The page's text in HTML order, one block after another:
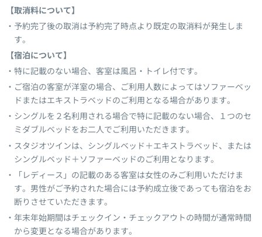
【取消料について】
予約完了後の取消は予約完了時点より既定の取消料が発生しま
す。
【宿泊について】
特に記載のない場合、客室は風呂・トイレ付です。
ご宿泊の客室が洋室の場合、ご利用人数によってはソファーベッ
ドまたはエキストラベッドのご利用となる場合があります。
シングルを２名利用される場合で特に記載のない場合、１つのセ
ミダブルベッドをお二人でご利用いただきます。
スタジオツインは、シングルベッド＋エキストラベッド、または
シングルベッド＋ソファーベッドのご利用となります。
「レディース」の記載のある客室は女性のみご利用いただけま
す。男性がご予約された場合には予約成立後であっても宿泊をお
断りさせていただきます。
年末年始期間はチェックイン・チェックアウトの時間が通常時間
から変更となる場合があります。